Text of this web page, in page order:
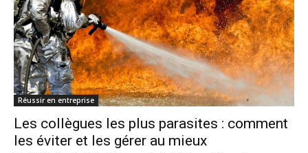
Réussir en entreprise
Les collègues les plus parasites : comment
les éviter et les gérer au mieux